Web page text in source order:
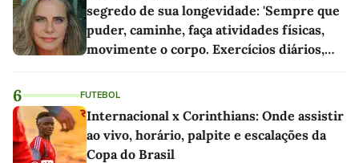
segredo de sua longevidade: 'Sempre que
puder, caminhe, faça atividades físicas,
movimente o corpo. Exercícios diários,
6 FUTEBOL
Internacional x Corinthians: Onde assistir
ao vivo, horário, palpite e escalações da
Copa do Brasil